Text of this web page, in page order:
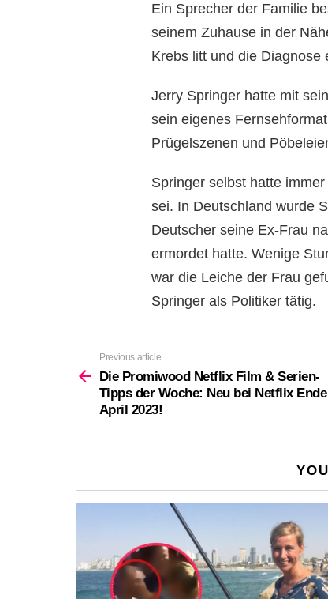
Ein Sprecher der Familie
seinem Zuhause in der
Krebs litt und die Diagnose
Jerry Springer hatte mit
sein eigenes
Prügelszenen und
Springer selbst hatte
sei. In Deutschland wurde
Deutscher seine Ex-Frau
ermordet hatte. Wenige
war die Leiche der Frau
Springer als Politiker tätig.
more
Previous article
Die Promiwood Netflix Film & Serien-
Tipps der Woche: Neu bei Netflix Ende
April 2023!